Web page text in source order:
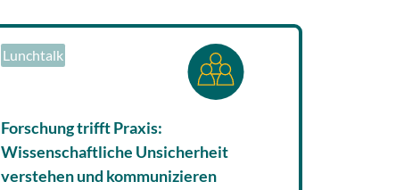
Lunchtalk
Forschung trifft Praxis:
Wissenschaftliche Unsicherheit
verstehen und kommunizieren